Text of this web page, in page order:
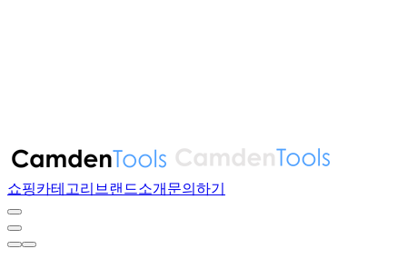
쇼핑카테고리 브랜드소개 문의하기